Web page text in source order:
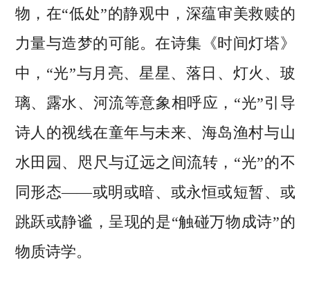
物，在“低处”的静观中，深蕴审美救赎的
力量与造梦的可能。在诗集《时间灯塔》
中，“光”与月亮、星星、落日、灯火、玻
璃、露水、河流等意象相呼应，“光”引导
诗人的视线在童年与未来、海岛渔村与山
水田园、咫尺与辽远之间流转，“光”的不
同形态——或明或暗、或永恒或短暂、或
跳跃或静谧，呈现的是“触碰万物成诗”的
物质诗学。